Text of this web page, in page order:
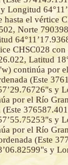
Longitud
el vértice
Norte
CHSC028 con
Latitud
continúa por
(Este
y
por el Río
y
por el Río
(Este
y